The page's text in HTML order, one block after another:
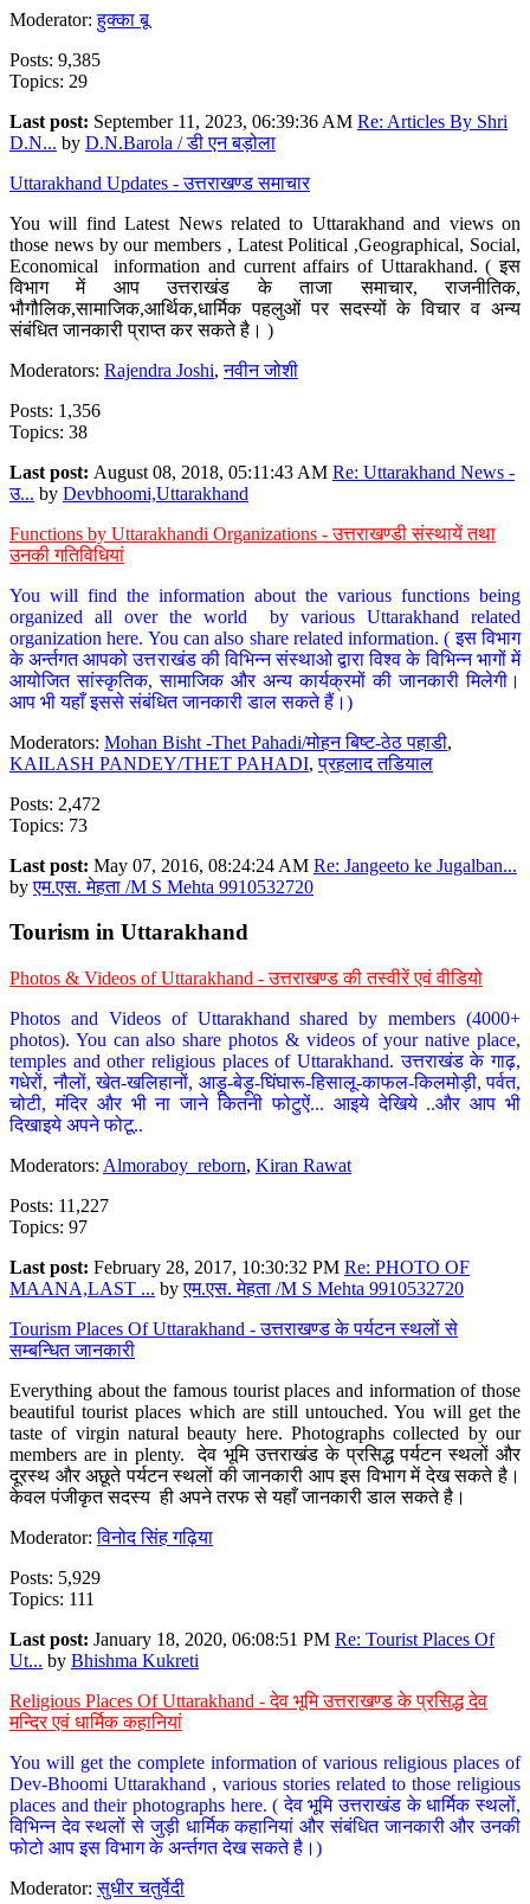
Moderator:हुक्का बू
Posts: 9,385
Topics: 29
Last post: September 11, 2023, 06:39:36 AM Re: Articles By Shri
D.N... by D.N.Barola / डी एन बड़ोला
Uttarakhand Updates - उत्तराखण्ड समाचार
You will find Latest News related to Uttarakhand and views on
those news by our members , Latest Political ,Geographical, Social,
Economical information and current affairs of Uttarakhand. ( इस
विभाग में आप उत्तराखंड के ताजा समाचार, राजनीतिक,
भौगौलिक,सामाजिक,आर्थिक,धार्मिक पहलुओं पर सदस्यों के विचार व अन्य
संबंधित जानकारी प्राप्त कर सकते है। )
Moderators: Rajendra Joshi,नवीन जोशी
Posts: 1,356
Topics: 38
Last post: August 08, 2018, 05:11:43 AM Re: Uttarakhand News -
उ... by Devbhoomi,Uttarakhand
Functions by Uttarakhandi Organizations - उत्तराखण्डी संस्थायें तथा
उनकी गतिविधियां
You will find the information about the various functions being
organized all over the world by various Uttarakhand related
organization here. You can also share related information. ( इस विभाग
के अर्न्तगत आपको उत्तराखंड की विभिन्न संस्थाओ द्वारा विश्व के विभिन्न भागों में
आयोजित सांस्कृतिक, सामाजिक और अन्य कार्यक्रमों की जानकारी मिलेगी।
आप भी यहाँ इससे संबंधित जानकारी डाल सकते हैं।)
Moderators: Mohan Bisht -Thet Pahadi/मोहन बिष्ट-ठेठ पहाडी,
KAILASH PANDEY/THET PAHADI,प्रहलाद तडियाल
Posts: 2,472
Topics: 73
Last post: May 07, 2016, 08:24:24 AM Re: Jangeeto ke Jugalban...
byएम.एस. मेहता /M S Mehta 9910532720
Tourism in Uttarakhand
Photos & Videos of Uttarakhand - उत्तराखण्ड की तस्वीरें एवं वीडियो
Photos and Videos of Uttarakhand shared by members (4000+
photos). You can also share photos & videos of your native place,
temples and other religious places of Uttarakhand. उत्तराखंड के गाढ़,
गधेरों, नौलों, खेत-खलिहानों, आड़ू-बेड़ू-घिंघारू-हिसालू-काफल-किलमोड़ी, पर्वत,
चोटी, मंदिर और भी ना जाने कितनी फोटुऐं... आइये देखिये ..और आप भी
दिखाइये अपने फोटू..
Moderators: Almoraboy_reborn, Kiran Rawat
Posts: 11,227
Topics: 97
Last post: February 28, 2017, 10:30:32 PM Re: PHOTO OF
MAANA,LAST ... byएम.एस. मेहता /M S Mehta 9910532720
Tourism Places Of Uttarakhand - उत्तराखण्ड के पर्यटन स्थलों से
सम्बन्धित जानकारी
Everything about the famous tourist places and information of those
beautiful tourist places which are still untouched. You will get the
taste of virgin natural beauty here. Photographs collected by our
members are in plenty. देव भूमि उत्तराखंड के प्रसिद्ध पर्यटन स्थलों और
दूरस्थ और अछूते पर्यटन स्थलों की जानकारी आप इस विभाग में देख सकते है।
केवल पंजीकृत सदस्य ही अपने तरफ से यहाँ जानकारी डाल सकते है।
Moderator:विनोद सिंह गढ़िया
Posts: 5,929
Topics: 111
Last post: January 18, 2020, 06:08:51 PM Re: Tourist Places Of
Ut... by Bhishma Kukreti
Religious Places Of Uttarakhand - देव भूमि उत्तराखण्ड के प्रसिद्ध देव
मन्दिर एवं धार्मिक कहानियां
You will get the complete information of various religious places of
Dev-Bhoomi Uttarakhand , various stories related to those religious
places and their photographs here. ( देव भूमि उत्तराखंड के धार्मिक स्थलों,
विभिन्न देव स्थलों से जुड़ी धार्मिक कहानियां और संबंधित जानकारी और उनकी
फोटो आप इस विभाग के अर्न्तगत देख सकते है।)
Moderator:सुधीर चतुर्वेदी